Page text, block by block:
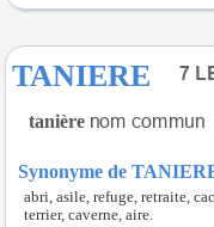
TANIERE
tanière
Synonyme de
abri, asile, refuge, retraite,
terrier, caverne, aire.